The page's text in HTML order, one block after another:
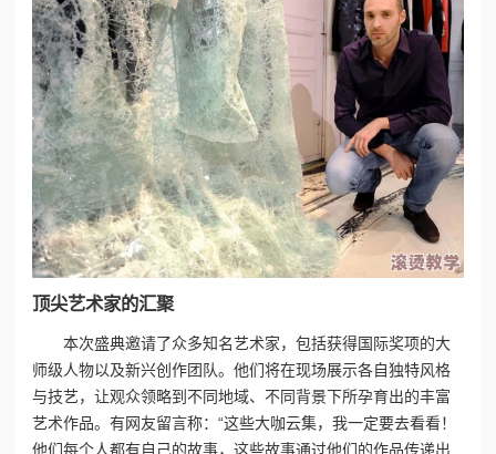
顶尖艺术家的汇聚
本次盛典邀请了众多知名艺术家，包括获得国际奖项的大
师级人物以及新兴创作团队。他们将在现场展示各自独特风格
与技艺，让观众领略到不同地域、不同背景下所孕育出的丰富
艺术作品。有网友留言称：“这些大咖云集，我一定要去看看！
他们每个人都有自己的故事，这些故事通过他们的作品传递出